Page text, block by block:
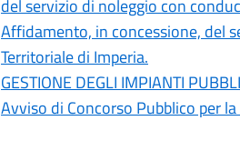
del servizio di noleggio con
Affidamento, in concessione, del
Territoriale di Imperia.
GESTIONE DEGLI IMPIANTI
Avviso di Concorso Pubblico per